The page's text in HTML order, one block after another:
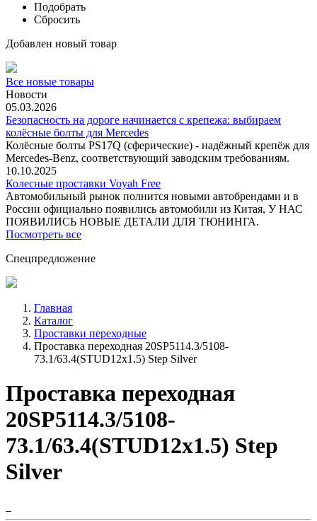
Подобрать
Сбросить
Добавлен новый товар
Все новые товары
Новости
05.03.2026
Безопасность на дороге начинается с крепежа: выбираем
колёсные болты для Mercedes
Колёсные болты PS17Q (сферические) - надёжный крепёж для
Mercedes‑Benz, соответствующий заводским требованиям.
10.10.2025
Колесные проставки Voyah Free
Автомобильный рынок полнится новыми автобрендами и в
России официально появились автомобили из Китая, У НАС
ПОЯВИЛИСЬ НОВЫЕ ДЕТАЛИ ДЛЯ ТЮНИНГА.
Посмотреть все
Спецпредложение
Главная
Каталог
Проставки переходные
Проставка переходная 20SP5114.3/5108-
73.1/63.4(STUD12x1.5) Step Silver
Проставка переходная
20SP5114.3/5108-
73.1/63.4(STUD12x1.5) Step
Silver